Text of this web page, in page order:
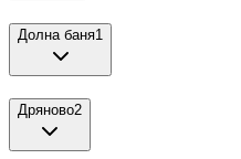
Долна баня1
Дряново2